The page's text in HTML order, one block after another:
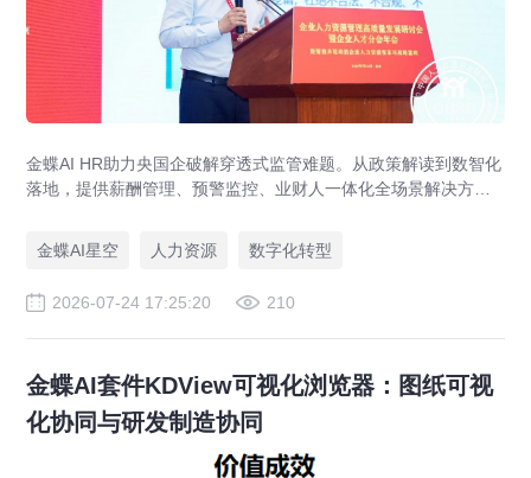
金蝶AI HR助力央国企破解穿透式监管难题。从政策解读到数智化
落地，提供薪酬管理、预警监控、业财人一体化全场景解决方
金蝶AI星空
人力资源 数字化转型
2026-07-24 17:25:20 210
金蝶AI套件KDView可视化浏览器：图纸可视
化协同与研发制造协同